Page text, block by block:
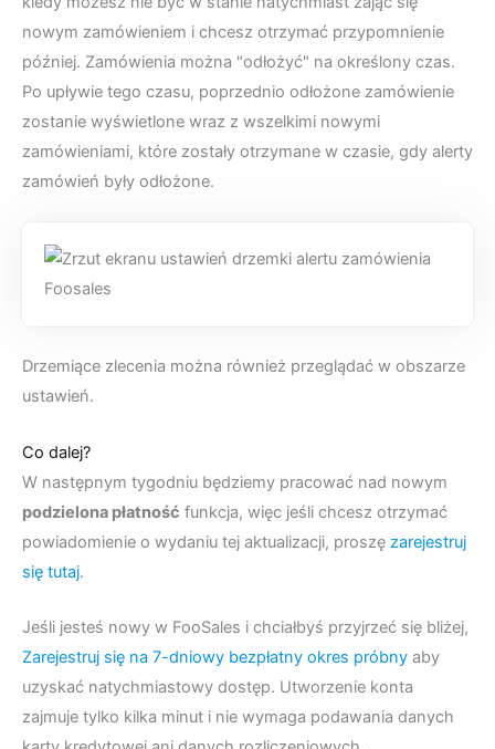
nowym zamówieniem i chcesz otrzymać przypomnienie
później. Zamówienia można "odłożyć" na określony czas.
Po upływie tego czasu, poprzednio odłożone zamówienie
zostanie wyświetlone wraz z wszelkimi nowymi
zamówieniami, które zostały otrzymane w czasie, gdy alerty
zamówień były odłożone.
Drzemiące zlecenia można również przeglądać w obszarze
ustawień.
Co dalej?
W następnym tygodniu będziemy pracować nad nowym
podzielona płatność funkcja, więc jeśli chcesz otrzymać
powiadomienie o wydaniu tej aktualizacji, proszę zarejestruj
się tutaj.
Jeśli jesteś nowy w FooSales i chciałbyś przyjrzeć się bliżej,
Zarejestruj się na 7-dniowy bezpłatny okres próbny aby
uzyskać natychmiastowy dostęp. Utworzenie konta
zajmuje tylko kilka minut i nie wymaga podawania danych